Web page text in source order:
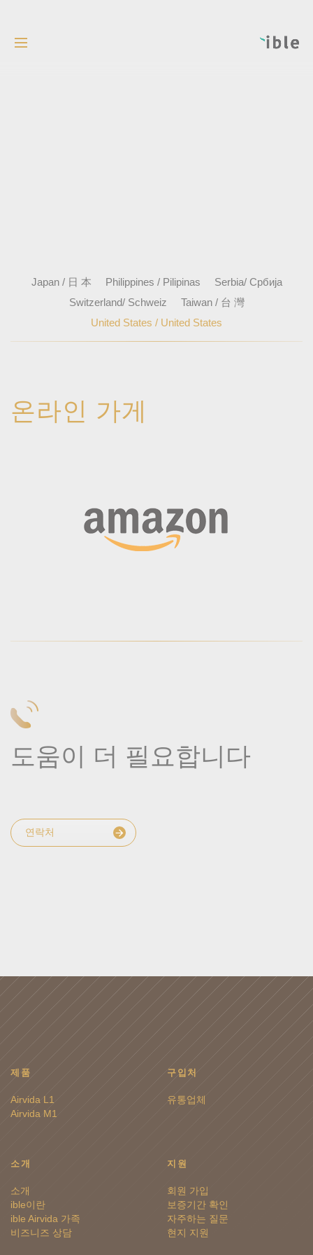
Japan / 日 本 Philippines / Pilipinas
Serbia/ Србија
Switzerland/ Schweiz
Taiwan / 台 灣
United States / United States
온라인 가게
도움이 더 필요합니다
연락처
제품
Airvida L1
Airvida M1
구입처
유통업체
소개
소개
ible이란
ible Airvida 가족
비즈니즈 상담
지원
회원 가입
보증기간 확인
자주하는 질문
현지 지원